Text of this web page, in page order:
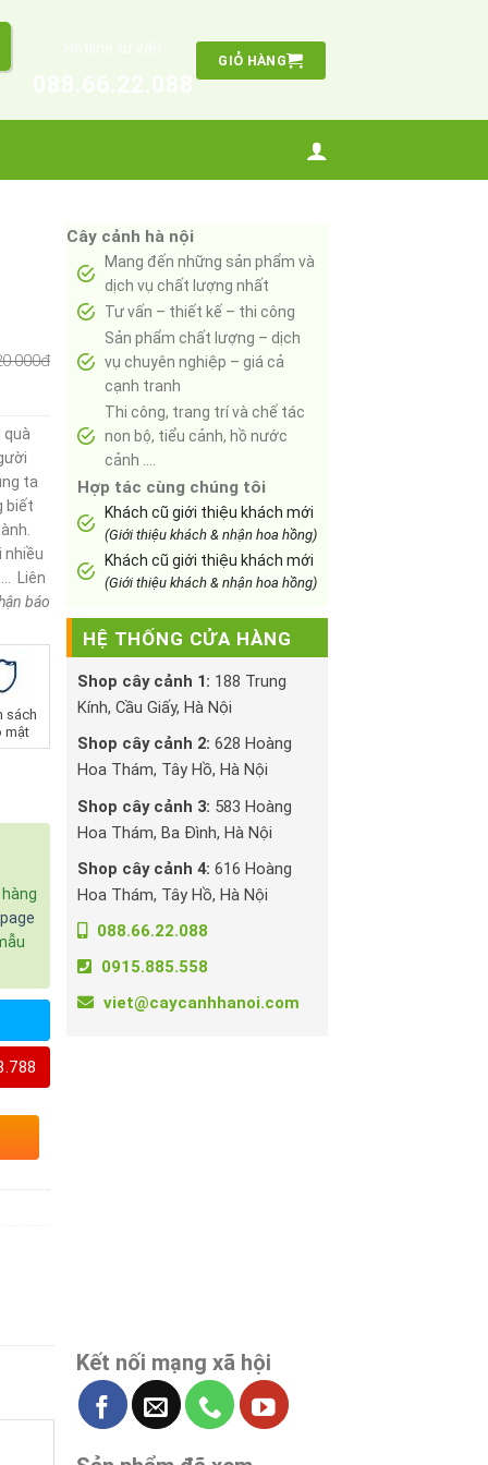
GIỎ HÀNG
quà
ta
biết
nhiều
Liên
báo
sách
mật
Cây cảnh hà nội
Mang đến những sản phẩm và
dịch vụ chất lượng nhất
Tư vấn – thiết kế – thi công
Sản phẩm chất lượng – dịch
vụ chuyên nghiệp – giá cả
cạnh tranh
Thi công, trang trí và chế tác
non bộ, tiểu cảnh, hồ nước
cảnh ….
Hợp tác cùng chúng tôi
Khách cũ giới thiệu khách mới
(Giới thiệu khách & nhận hoa hồng)
Khách cũ giới thiệu khách mới
(Giới thiệu khách & nhận hoa hồng)
HỆ THỐNG CỬA HÀNG
Shop cây cảnh 1: 188 Trung
Kính, Cầu Giấy, Hà Nội
Shop cây cảnh 2: 628 Hoàng
Hoa Thám, Tây Hồ, Hà Nội
Shop cây cảnh 3: 583 Hoàng
Hoa Thám, Ba Đình, Hà Nội
Shop cây cảnh 4: 616 Hoàng
Hoa Thám, Tây Hồ, Hà Nội
088.66.22.088
0915.885.558
viet@caycanhhanoi.com
Kết nối mạng xã hội